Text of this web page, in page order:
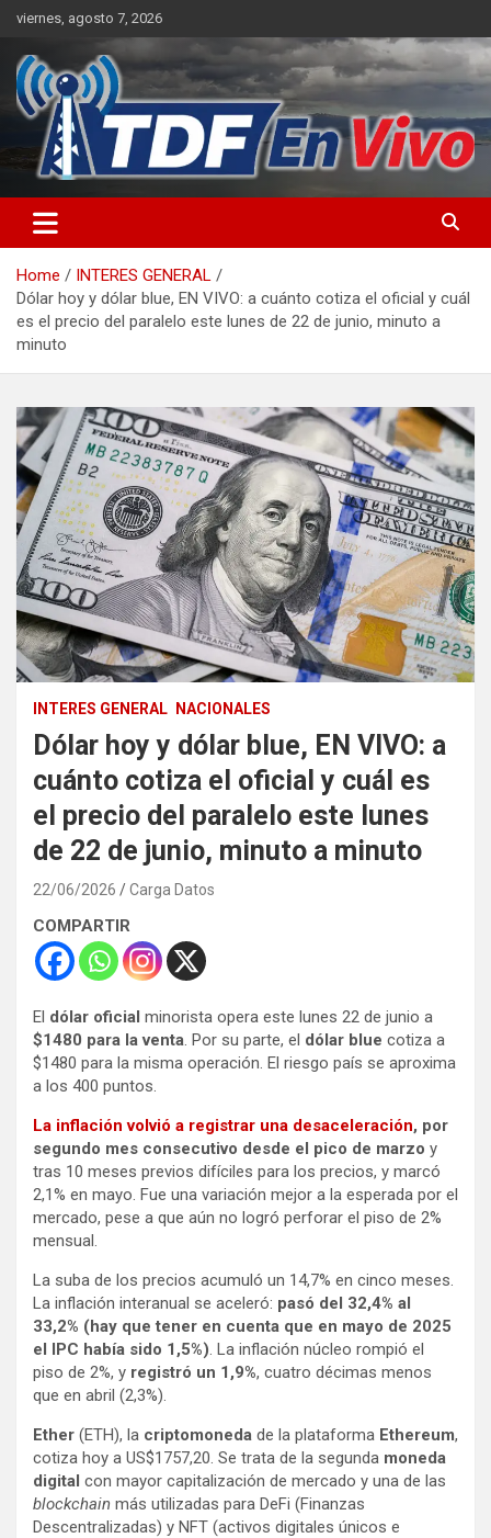
Skip
content
viernes, agosto 7, 2026
Home
INTERES GENERAL
Dólar hoy y dólar blue, EN VIVO: a cuánto cotiza el oficial y cuál
es el precio del paralelo este lunes de 22 de junio, minuto a
minuto
INTERES GENERAL NACIONALES
Dólar hoy y dólar blue, EN VIVO: a
cuánto cotiza el oficial y cuál es
el precio del paralelo este lunes
de 22 de junio, minuto a minuto
22/06/2026 Carga Datos
COMPARTIR
El dólar oficial minorista opera este lunes 22 de junio a
$1480 para la venta . Por su parte, el dólar blue cotiza a
$1480 para la misma operación. El riesgo país se aproxima
a los 400 puntos.
La inflación volvió a registrar una desaceleración, por
segundo mes consecutivo desde el pico de marzo y
tras 10 meses previos difíciles para los precios, y marcó
2,1% en mayo. Fue una variación mejor a la esperada por el
mercado, pese a que aún no logró perforar el piso de 2%
mensual.
La suba de los precios acumuló un 14,7% en cinco meses.
La inflación interanual se aceleró: pasó del 32,4% al
33,2% (hay que tener en cuenta que en mayo de 2025
el IPC había sido 1,5%) . La inflación núcleo rompió el
piso de 2%, y registró un 1,9%, cuatro décimas menos
que en abril (2,3%).
Ether (ETH), la criptomoneda de la plataforma Ethereum,
cotiza hoy a US$1757,20. Se trata de la segunda moneda
digital con mayor capitalización de mercado y una de las
blockchain más utilizadas para DeFi (Finanzas
Descentralizadas) y NFT (activos digitales únicos e